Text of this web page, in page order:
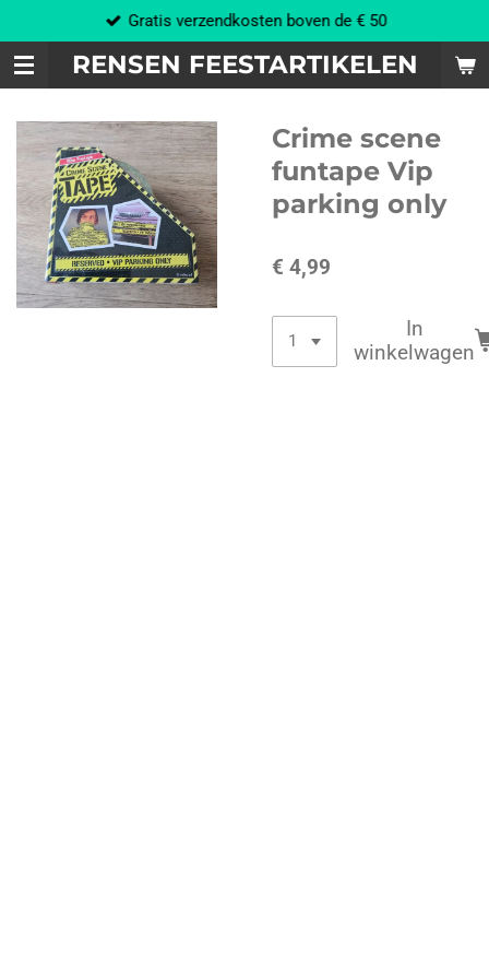
direct
naar
de
hoofdinhoud
RENSEN FEESTARTIKELEN
Gratis verzendkosten boven de € 50
Crime scene
funtape Vip
parking only
€ 4,99
In
winkelwagen